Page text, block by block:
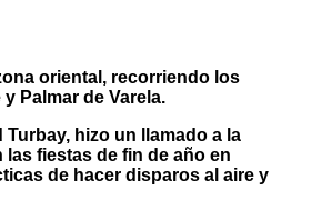
oriental, recorriendo los
Palmar de Varela.
Turbay, hizo un llamado a la
fiestas de fin de año en
de hacer disparos al aire y